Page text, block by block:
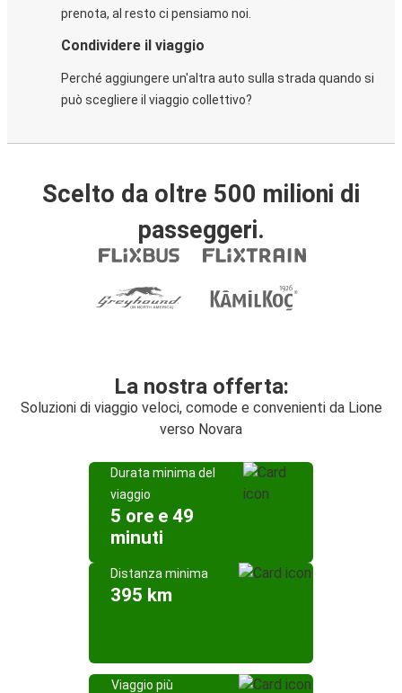
prenota, al resto ci pensiamo noi.
Condividere il viaggio
Perché aggiungere un'altra auto sulla strada quando si
può scegliere il viaggio collettivo?
Scelto da oltre 500 milioni di
passeggeri.
La nostra offerta:
Soluzioni di viaggio veloci, comode e convenienti da Lione
verso Novara
Durata minima del
viaggio
5 ore e 49
minuti
Distanza minima
395 km
Viaggio più